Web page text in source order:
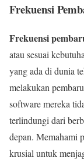
Frekuensi
Frekuensi
atau sesuai
yang ada di dunia
melakukan
software mereka
terlindungi dari
depan. Memahami
krusial untuk